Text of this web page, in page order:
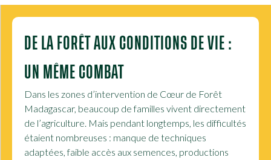
DE LA FORÊT AUX CONDITIONS DE VIE :
UN MÊME COMBAT
Dans les zones d’intervention de Cœur de Forêt
Madagascar, beaucoup de familles vivent directement
de l’agriculture. Mais pendant longtemps, les difficultés
étaient nombreuses : manque de techniques
adaptées, faible accès aux semences, productions